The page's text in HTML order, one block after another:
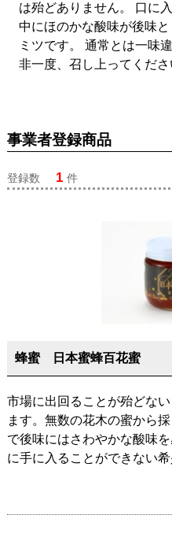
は殆どありません。 口に
中にほのかな酸味が後味
ミツです。 通常とは一味
非一度、召し上ってくださ
事業者登録商品
登録数 1 件
蜂蜜 日本蜜蜂百花蜜
市場に出回ることが殆どな
ます。無数の花木の蜜から
で後味にはさわやかな酸味
に手に入ることができない